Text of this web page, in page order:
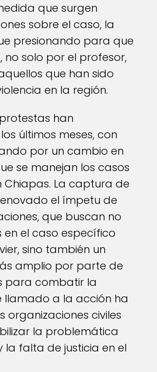
que surgen
sobre el caso, la
presionando para que
no solo por el profesor,
que han sido
en la región.
han
últimos meses, con
por un cambio en
se manejan los casos
Chiapas. La captura de
el ímpetu de
que buscan no
en el caso específico
sino también un
amplio por parte de
para combatir la
llamado a la acción ha
organizaciones civiles
la problemática
la falta de justicia en el